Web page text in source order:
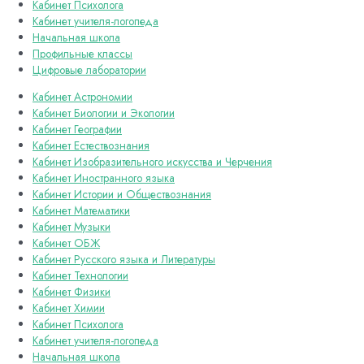
Кабинет Психолога
Кабинет учителя-логопеда
Начальная школа
Профильные классы
Цифровые лаборатории
Кабинет Астрономии
Кабинет Биологии и Экологии
Кабинет Географии
Кабинет Естествознания
Кабинет Изобразительного искусства и Черчения
Кабинет Иностранного языка
Кабинет Истории и Обществознания
Кабинет Математики
Кабинет Музыки
Кабинет ОБЖ
Кабинет Русского языка и Литературы
Кабинет Технологии
Кабинет Физики
Кабинет Химии
Кабинет Психолога
Кабинет учителя-логопеда
Начальная школа